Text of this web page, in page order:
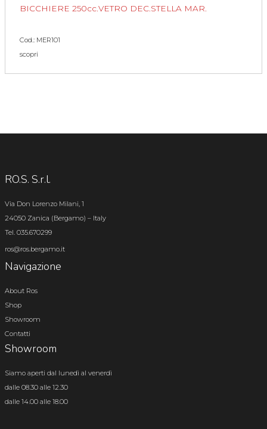
BICCHIERE 250cc.VETRO DEC.STELLA MAR.
Cod.: MER101
scopri
RO.S. S.r.l.
Via Don Lorenzo Milani, 1
24050 Zanica (Bergamo) – Italy
Tel. 035.670299
ros@ros.bergamo.it
Navigazione
About Ros
Shop
Showroom
Contatti
Showroom
Siamo aperti dal lunedì al venerdì
dalle 08.30 alle 12.30
dalle 14.00 alle 18.00